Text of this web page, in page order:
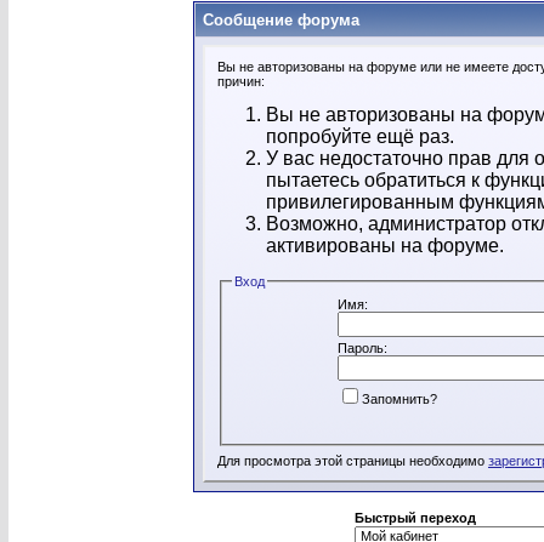
Сообщение форума
Вы не авторизованы на форуме или не имеете
причин:
Вы не авторизованы на
попробуйте ещё раз.
У вас недостаточно прав
пытаетесь обратиться к
привилегированным
Возможно, администратор
активированы на форуме.
Вход
Имя:
Пароль:
Запомнить?
Для просмотра этой страницы необходимо
Быстрый переход